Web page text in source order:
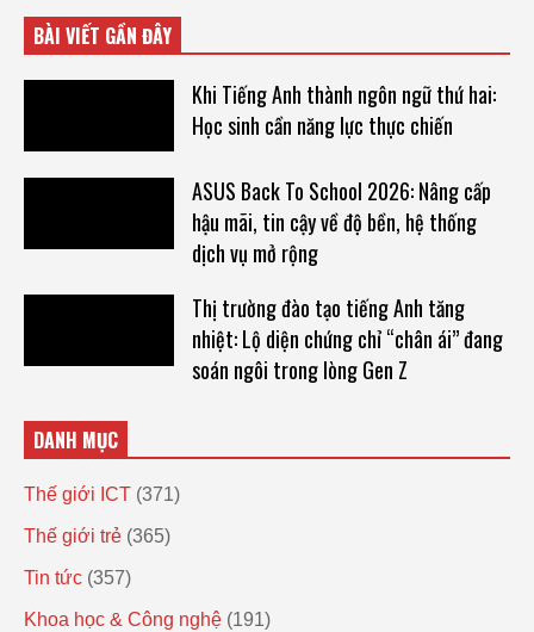
BÀI VIẾT GẦN ĐÂY
Khi Tiếng Anh thành ngôn ngữ thứ hai:
Học sinh cần năng lực thực chiến
ASUS Back To School 2026: Nâng cấp
hậu mãi, tin cậy về độ bền, hệ thống
dịch vụ mở rộng
Thị trường đào tạo tiếng Anh tăng
nhiệt: Lộ diện chứng chỉ “chân ái” đang
soán ngôi trong lòng Gen Z
DANH MỤC
Thế giới ICT (371)
Thế giới trẻ (365)
Tin tức (357)
Khoa học & Công nghệ (191)